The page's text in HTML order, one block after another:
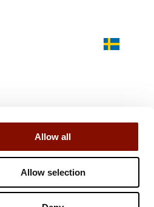
Allow all
Allow selection